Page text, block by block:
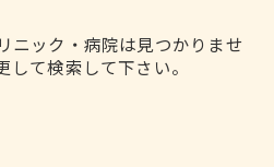
ニック・病院は見つかりませ
て検索して下さい。